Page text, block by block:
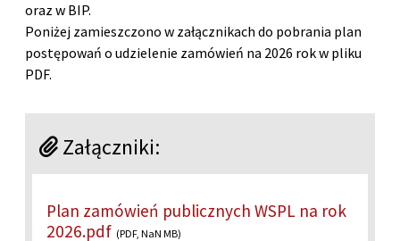
oraz w BIP.
Poniżej zamieszczono w załącznikach do pobrania plan
postępowań o udzielenie zamówień na 2026 rok w pliku
PDF.
Załączniki:
Plan zamówień publicznych WSPL na rok
2026.pdf (PDF, NaN MB)